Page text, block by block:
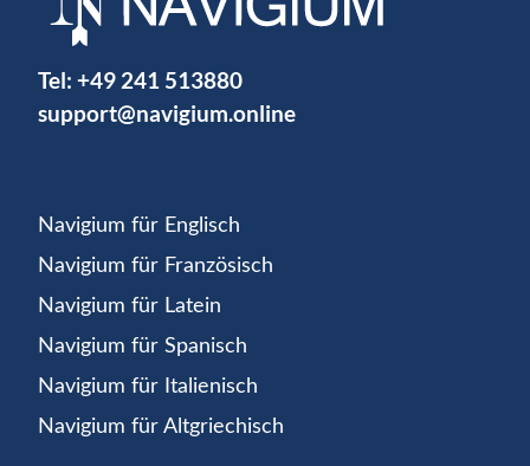
Tel: +49 241 513880
support@navigium.online
Navigium für Englisch
Navigium für Französisch
Navigium für Latein
Navigium für Spanisch
Navigium für Italienisch
Navigium für Altgriechisch